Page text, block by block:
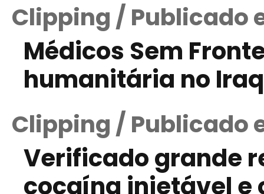
Clipping / Publicado
Médicos Sem
humanitária no
Clipping / Publicado
Verificado grande
cocaína injetável e